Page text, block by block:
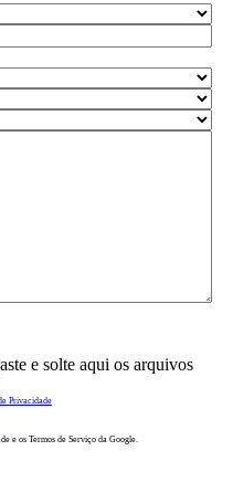
e solte aqui os arquivos
Privacidade
e os Termos de Serviço da Google.